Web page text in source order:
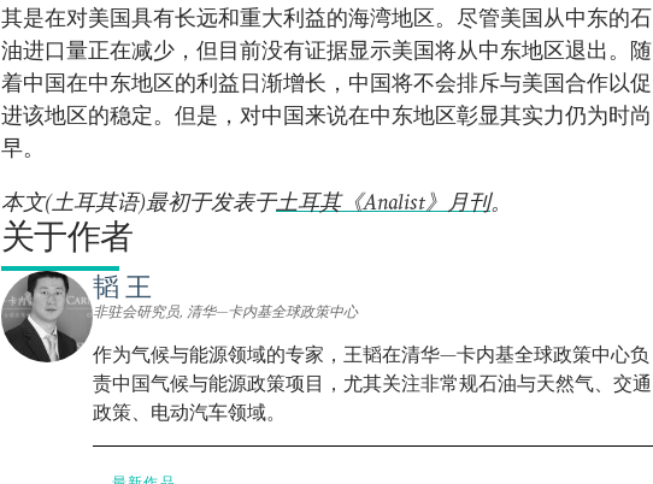
其是在对美国具有长远和重大利益的海湾地区。尽管美国从中东的石
油进口量正在减少，但目前没有证据显示美国将从中东地区退出。随
着中国在中东地区的利益日渐增长，中国将不会排斥与美国合作以促
进该地区的稳定。但是，对中国来说在中东地区彰显其实力仍为时尚
早。
本文(土耳其语)最初于发表于土耳其《Analist》月刊。
关于作者
韬 王
非驻会研究员, 清华—卡内基全球政策中心
作为气候与能源领域的专家，王韬在清华—卡内基全球政策中心负
责中国气候与能源政策项目，尤其关注非常规石油与天然气、交通
政策、电动汽车领域。